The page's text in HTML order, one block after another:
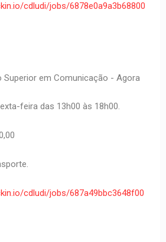
cdludi/jobs/6878e0a9a3b68800
Superior em Comunicação - Agora
feira das 13h00 às 18h00.
cdludi/jobs/687a49bbc3648f00